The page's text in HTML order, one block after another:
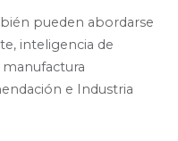
pueden abordarse
inteligencia de
e Industria